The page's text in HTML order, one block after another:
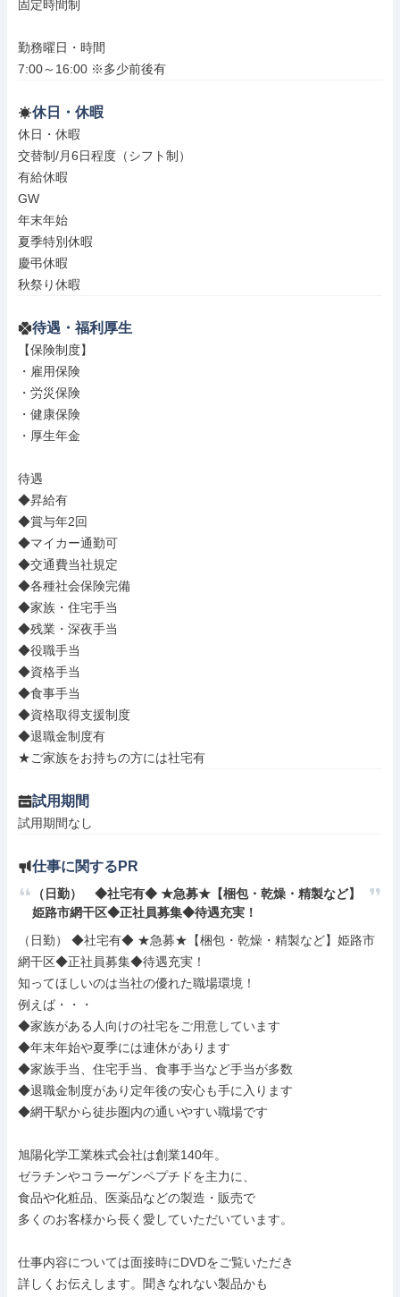
固定時間制
勤務曜日・時間
7:00～16:00 ※多少前後有
休日・休暇
休日・休暇
交替制/月6日程度（シフト制）
有給休暇
GW
年末年始
夏季特別休暇
慶弔休暇
秋祭り休暇
待遇・福利厚生
【保険制度】
・雇用保険
・労災保険
・健康保険
・厚生年金
待遇
◆昇給有
◆賞与年2回
◆マイカー通勤可
◆交通費当社規定
◆各種社会保険完備
◆家族・住宅手当
◆残業・深夜手当
◆役職手当
◆資格手当
◆食事手当
◆資格取得支援制度
◆退職金制度有
★ご家族をお持ちの方には社宅有
試用期間
試用期間なし
仕事に関するPR
（日勤）　◆社宅有◆ ★急募★【梱包・乾燥・精製など】
姫路市網干区◆正社員募集◆待遇充実！
（日勤） ◆社宅有◆ ★急募★【梱包・乾燥・精製など】姫路市
網干区◆正社員募集◆待遇充実！
知ってほしいのは当社の優れた職場環境！
例えば・・・
◆家族がある人向けの社宅をご用意しています
◆年末年始や夏季には連休があります
◆家族手当、住宅手当、食事手当など手当が多数
◆退職金制度があり定年後の安心も手に入ります
◆網干駅から徒歩圏内の通いやすい職場です
旭陽化学工業株式会社は創業140年。
ゼラチンやコラーゲンペプチドを主力に、
食品や化粧品、医薬品などの製造・販売で
多くのお客様から長く愛していただいています。
仕事内容については面接時にDVDをご覧いただき
詳しくお伝えします。聞きなれない製品かも